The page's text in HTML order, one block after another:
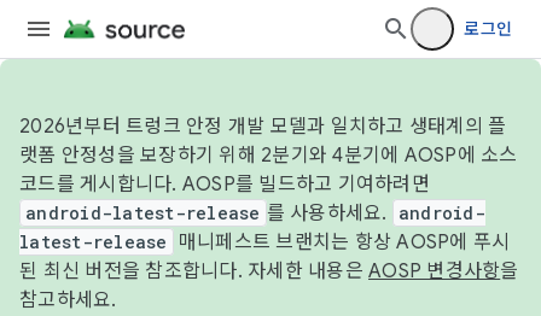
로그인
2026년부터 트렁크 안정 개발 모델과 일치하고 생태계의 플
랫폼 안정성을 보장하기 위해 2분기와 4분기에 AOSP에 소스
코드를 게시합니다. AOSP를 빌드하고 기여하려면
android-latest-release 를 사용하세요.
android-
latest-release
매니페스트 브랜치는 항상 AOSP에 푸시
된 최신 버전을 참조합니다. 자세한 내용은 AOSP 변경사항을
참고하세요.